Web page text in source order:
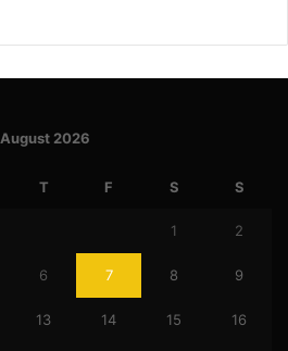
August 2026
T F S S
1 2
6 7 8 9
13 14 15 16